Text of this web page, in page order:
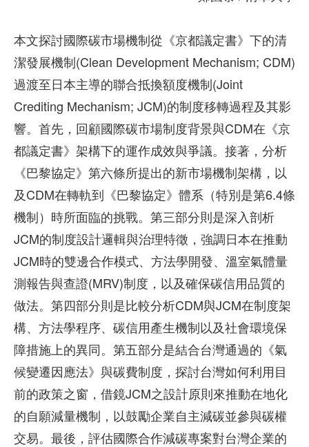
本文探討國際碳市場機制從《京都議定書》下的清
潔發展機制(Clean Development Mechanism; CDM)
過渡至日本主導的聯合抵換額度機制(Joint
Crediting Mechanism; JCM)的制度移轉過程及其影
響。首先，回顧國際碳市場制度背景與CDM在《京
都議定書》架構下的運作成效與爭議。接著，分析
《巴黎協定》第六條所提出的新市場機制架構，以
及CDM在轉軌到《巴黎協定》體系（特別是第6.4條
機制）時所面臨的挑戰。第三部分則是深入剖析
JCM的制度設計邏輯與治理特徵，強調日本在推動
JCM時的雙邊合作模式、方法學開發、溫室氣體量
測報告與查證(MRV)制度，以及確保碳信用品質的
做法。第四部分則是比較分析CDM與JCM在制度架
構、方法學程序、碳信用產生機制以及社會環境保
障措施上的異同。第五部分是結合台灣通過的《氣
候變遷因應法》與碳費制度，探討台灣如何利用目
前的政策之窗，借鏡JCM之設計原則來推動在地化
的自願減量機制，以鼓勵企業自主減碳並參與碳權
交易。最後，評估國際合作減碳專案對台灣企業的